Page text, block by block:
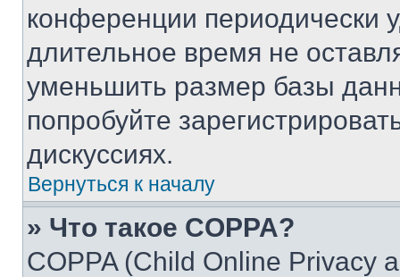
конференции периодически
длительное время не
уменьшить размер базы
попробуйте
дискуссиях.
Вернуться к началу
» Что такое COPPA?
COPPA (Child Online Privacy